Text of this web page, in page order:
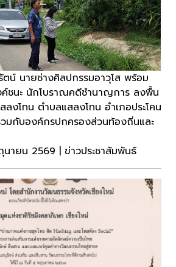
ตน์ นายช่างศิลปกรรมอาวุโส พร้อม
ชนะ นักโบราณคดีชำนาญการ ลงพื้น
งโทน ตำบลแสลงโทน อำเภอประโคน
มกับองค์กรปกครองส่วนท้องถิ่นและ
ายน 2569 | ข่าวประชาสัมพันธ์